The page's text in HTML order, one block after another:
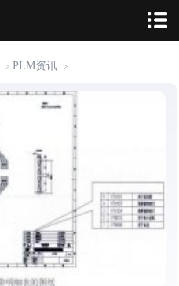
> PLM资讯 >